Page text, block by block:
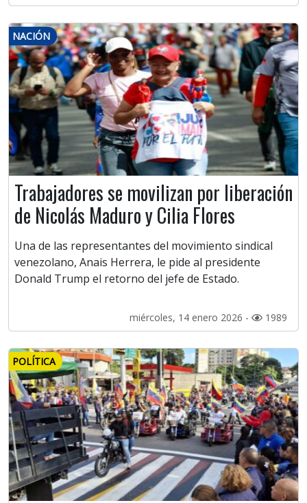
NACIÓN
Trabajadores se movilizan por liberación
de Nicolás Maduro y Cilia Flores
Una de las representantes del movimiento sindical
venezolano, Anais Herrera, le pide al presidente
Donald Trump el retorno del jefe de Estado.
miércoles, 14 enero 2026 - 1989
POLÍTICA